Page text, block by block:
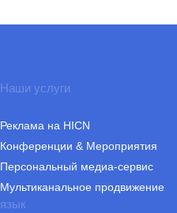
Наши услуги
Реклама на HICN
Конференции & Мероприятия
Персональный медиа-сервис
Мультиканальное продвижение
язык